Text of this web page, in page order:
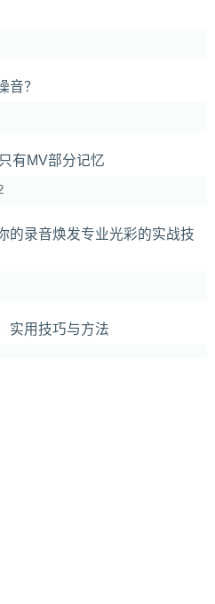
音？
有MV部分记忆
的录音焕发专业光彩的实战技
实用技巧与方法